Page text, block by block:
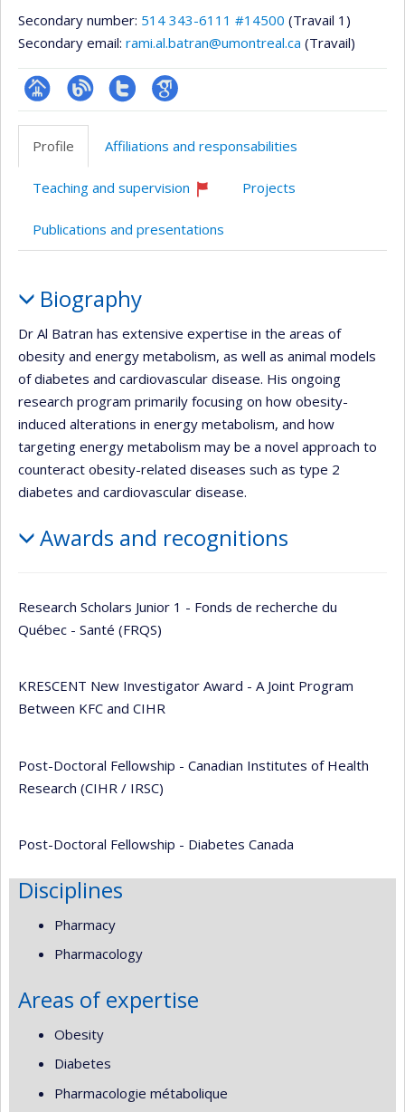
Secondary number: 514 343-6111 #14500 (Travail 1)
Secondary email: rami.al.batran@umontreal.ca (Travail)
Page
professionnelle
BlogueCompte
Twitter
Google
Profile Affiliations and responsabilities
Teaching and supervision
recruiting
Projects
Publications and presentations
Biography
Dr Al Batran has extensive expertise in the areas of
obesity and energy metabolism, as well as animal models
of diabetes and cardiovascular disease. His ongoing
research program primarily focusing on how obesity-
induced alterations in energy metabolism, and how
targeting energy metabolism may be a novel approach to
counteract obesity-related diseases such as type 2
diabetes and cardiovascular disease.
Awards and recognitions
Research Scholars Junior 1 - Fonds de recherche du
Québec - Santé (FRQS)
KRESCENT New Investigator Award - A Joint Program
Between KFC and CIHR
Post-Doctoral Fellowship - Canadian Institutes of Health
Research (CIHR / IRSC)
Post-Doctoral Fellowship - Diabetes Canada
Disciplines
Pharmacy
Pharmacology
Areas of expertise
Obesity
Diabetes
Pharmacologie métabolique